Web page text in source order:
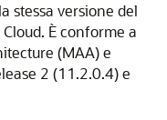
stessa versione del
È conforme a
(MAA) e
2 (11.2.0.4) e